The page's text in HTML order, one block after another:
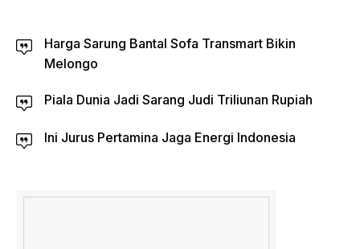
Harga Sarung Bantal Sofa Transmart Bikin
Melongo
Piala Dunia Jadi Sarang Judi Triliunan Rupiah
Ini Jurus Pertamina Jaga Energi Indonesia